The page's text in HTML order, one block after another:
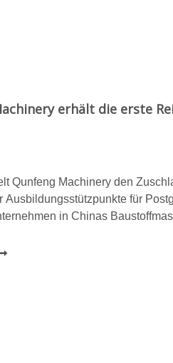
Qunfeng Machinery den
Ausbildungsstützpunkte für
in Chinas
darunter der